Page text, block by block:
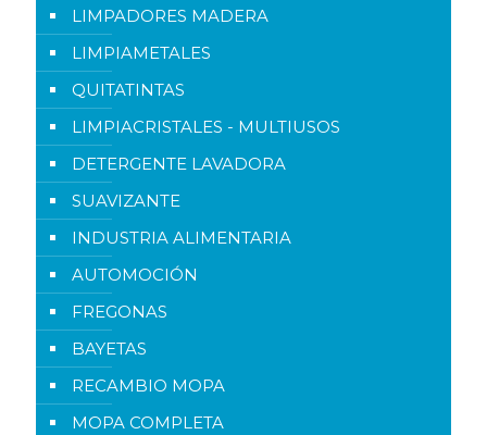
LIMPADORES MADERA
LIMPIAMETALES
QUITATINTAS
LIMPIACRISTALES - MULTIUSOS
DETERGENTE LAVADORA
SUAVIZANTE
INDUSTRIA ALIMENTARIA
AUTOMOCIÓN
FREGONAS
BAYETAS
RECAMBIO MOPA
MOPA COMPLETA